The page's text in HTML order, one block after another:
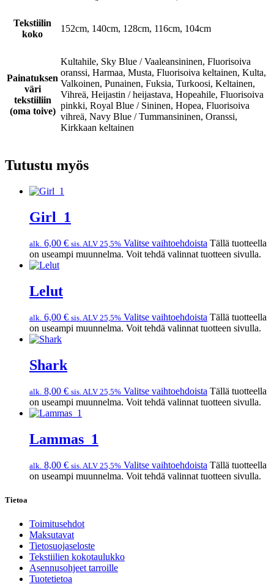
Tekstiilin
koko
152cm, 140cm, 128cm, 116cm, 104cm
Painatuksen
väri
tekstiiliin
(oma toive)
Kultahile, Sky Blue / Vaaleansininen, Fluorisoiva
oranssi, Harmaa, Musta, Fluorisoiva keltainen, Kulta,
Valkoinen, Punainen, Fuksia, Turkoosi, Keltainen,
Vihreä, Heijastin / heijastava, Hopeahile, Fluorisoiva
pinkki, Royal Blue / Sininen, Hopea, Fluorisoiva
vihreä, Navy Blue / Tummansininen, Oranssi,
Kirkkaan keltainen
Tutustu myös
Girl_1
alk. 6,00 € sis. ALV 25,5% Valitse vaihtoehdoista Tällä tuotteella
on useampi muunnelma. Voit tehdä valinnat tuotteen sivulla.
Lelut
alk. 6,00 € sis. ALV 25,5% Valitse vaihtoehdoista Tällä tuotteella
on useampi muunnelma. Voit tehdä valinnat tuotteen sivulla.
Shark
alk. 8,00 € sis. ALV 25,5% Valitse vaihtoehdoista Tällä tuotteella
on useampi muunnelma. Voit tehdä valinnat tuotteen sivulla.
Lammas_1
alk. 8,00 € sis. ALV 25,5% Valitse vaihtoehdoista Tällä tuotteella
on useampi muunnelma. Voit tehdä valinnat tuotteen sivulla.
Tietoa
Toimitusehdot
Maksutavat
Tietosuojaseloste
Tekstiilien kokotaulukko
Asennusohjeet tarroille
Tuotetietoa